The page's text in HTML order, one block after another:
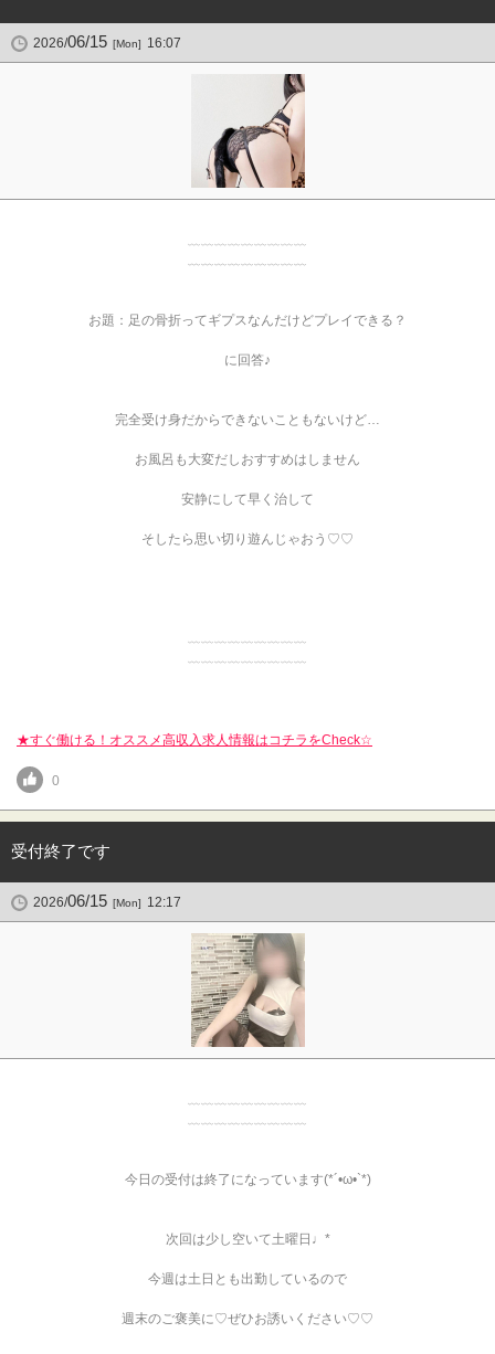
2026/06/15 [Mon] 16:07
﹏﹏﹏﹏﹏﹏﹏﹏﹏
﹏﹏﹏﹏﹏﹏﹏﹏﹏
お題：足の骨折ってギプスなんだけどプレイできる？
に回答♪
完全受け身だからできないこともないけど…
お風呂も大変だしおすすめはしません
安静にして早く治して
そしたら思い切り遊んじゃおう♡♡
﹏﹏﹏﹏﹏﹏﹏﹏﹏
﹏﹏﹏﹏﹏﹏﹏﹏﹏
★すぐ働ける！オススメ高収入求人情報はコチラをCheck☆
0
受付終了です
2026/06/15 [Mon] 12:17
﹏﹏﹏﹏﹏﹏﹏﹏﹏
﹏﹏﹏﹏﹏﹏﹏﹏﹏
今日の受付は終了になっています(*´•ω•`*)
次回は少し空いて土曜日♩*
今週は土日とも出勤しているので
週末のご褒美に♡ぜひお誘いください♡♡